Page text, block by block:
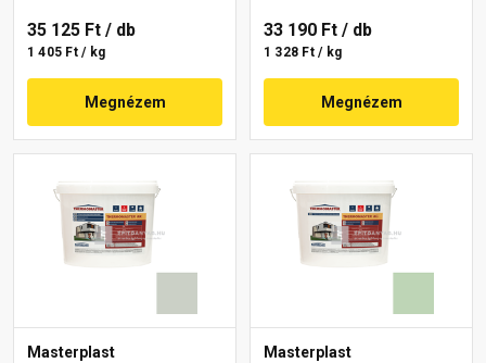
35 125 Ft / db
1 405 Ft / kg
Megnézem
33 190 Ft / db
1 328 Ft / kg
Megnézem
Masterplast
Masterplast